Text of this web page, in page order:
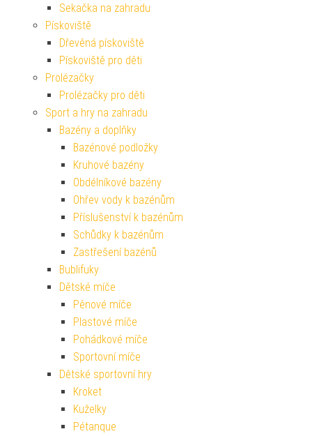
Sekačka na zahradu
Pískoviště
Dřevěná pískoviště
Pískoviště pro děti
Prolézačky
Prolézačky pro děti
Sport a hry na zahradu
Bazény a doplňky
Bazénové podložky
Kruhové bazény
Obdélníkové bazény
Ohřev vody k bazénům
Příslušenství k bazénům
Schůdky k bazénům
Zastřešení bazénů
Bublifuky
Dětské míče
Pěnové míče
Plastové míče
Pohádkové míče
Sportovní míče
Dětské sportovní hry
Kroket
Kuželky
Pétanque